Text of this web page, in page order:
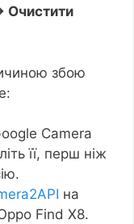
Очистити
збою
Camera
її, перш ніж
на
Find X8.